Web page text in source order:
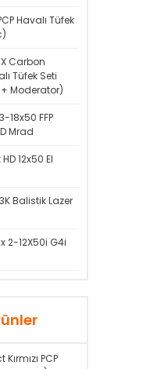
Havalı Tüfek
Carbon
Tüfek Seti
+ Moderator)
18x50 FFP
Mrad
12x50 El
Balistik Lazer
2-12X50i G4i